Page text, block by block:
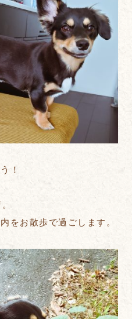
！
をお散歩で過ごします。